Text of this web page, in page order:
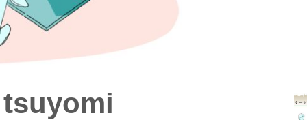
tsuyomi